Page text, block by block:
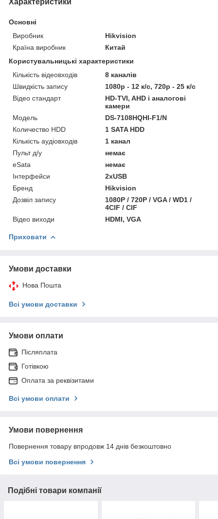
Основні
Виробник
Hikvision
Країна виробник
Китай
Користувальницькі характеристики
Кількість відеовходів
8 каналів
Швидкість запису
1080р - 12 к/с, 720р - 25 к/с
Відео стандарт
HD-TVI, AHD і аналогові
камери
Модель
DS-7108HQHI-F1/N
Количество HDD
1 SATA HDD
Кількість аудіовходів
1 канал
Пульт д/у
немає
eSata
немає
Інтерфейси
2хUSB
Бренд
Hikvision
Дозвіл запису
1080P / 720P / VGA / WD1 /
4CIF / CIF
Відео виходи
HDMI, VGA
Приховати
Умови доставки
Нова Пошта
Всі умови доставки
Умови оплати
Післяплата
Готівкою
Оплата за реквізитами
Всі умови оплати
Умови повернення
Повернення товару впродовж 14 днів безкоштовно
Всі умови повернення
Подібні товари компанії